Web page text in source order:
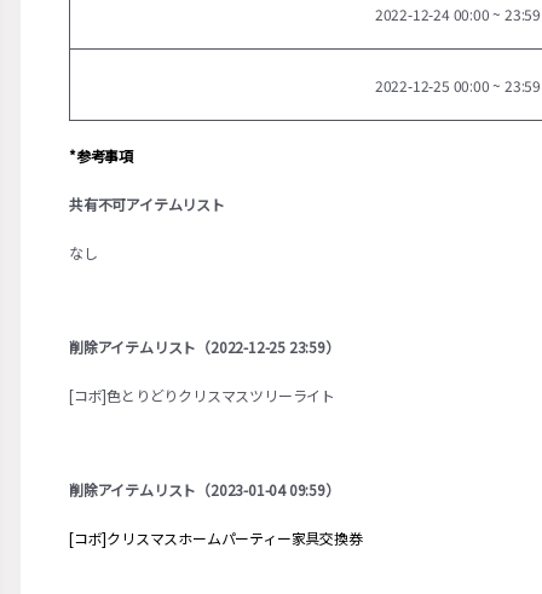
2022-12-24 00:00 ~ 23:59
2022-12-25 00:00 ~ 23:59
*参考事項
共有不可アイテムリスト
なし
削除アイテムリスト（2022-12-25 23:59）
[コボ]色とりどりクリスマスツリーライト
削除アイテムリスト（2023-01-04 09:59）
[コボ]クリスマスホームパーティー家具交換券